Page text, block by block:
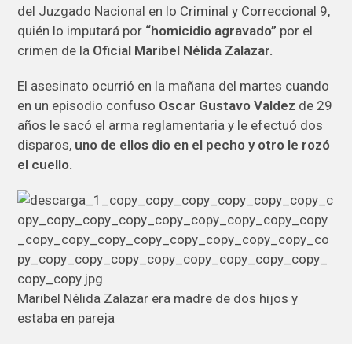
del Juzgado Nacional en lo Criminal y Correccional 9,
quién lo imputará por “homicidio agravado” por el
crimen de la Oficial Maribel Nélida Zalazar.
El asesinato ocurrió en la mañana del martes cuando
en un episodio confuso Oscar Gustavo Valdez de 29
años le sacó el arma reglamentaria y le efectuó dos
disparos, uno de ellos dio en el pecho y otro le rozó
el cuello.
Maribel Nélida Zalazar era madre de dos hijos y
estaba en pareja